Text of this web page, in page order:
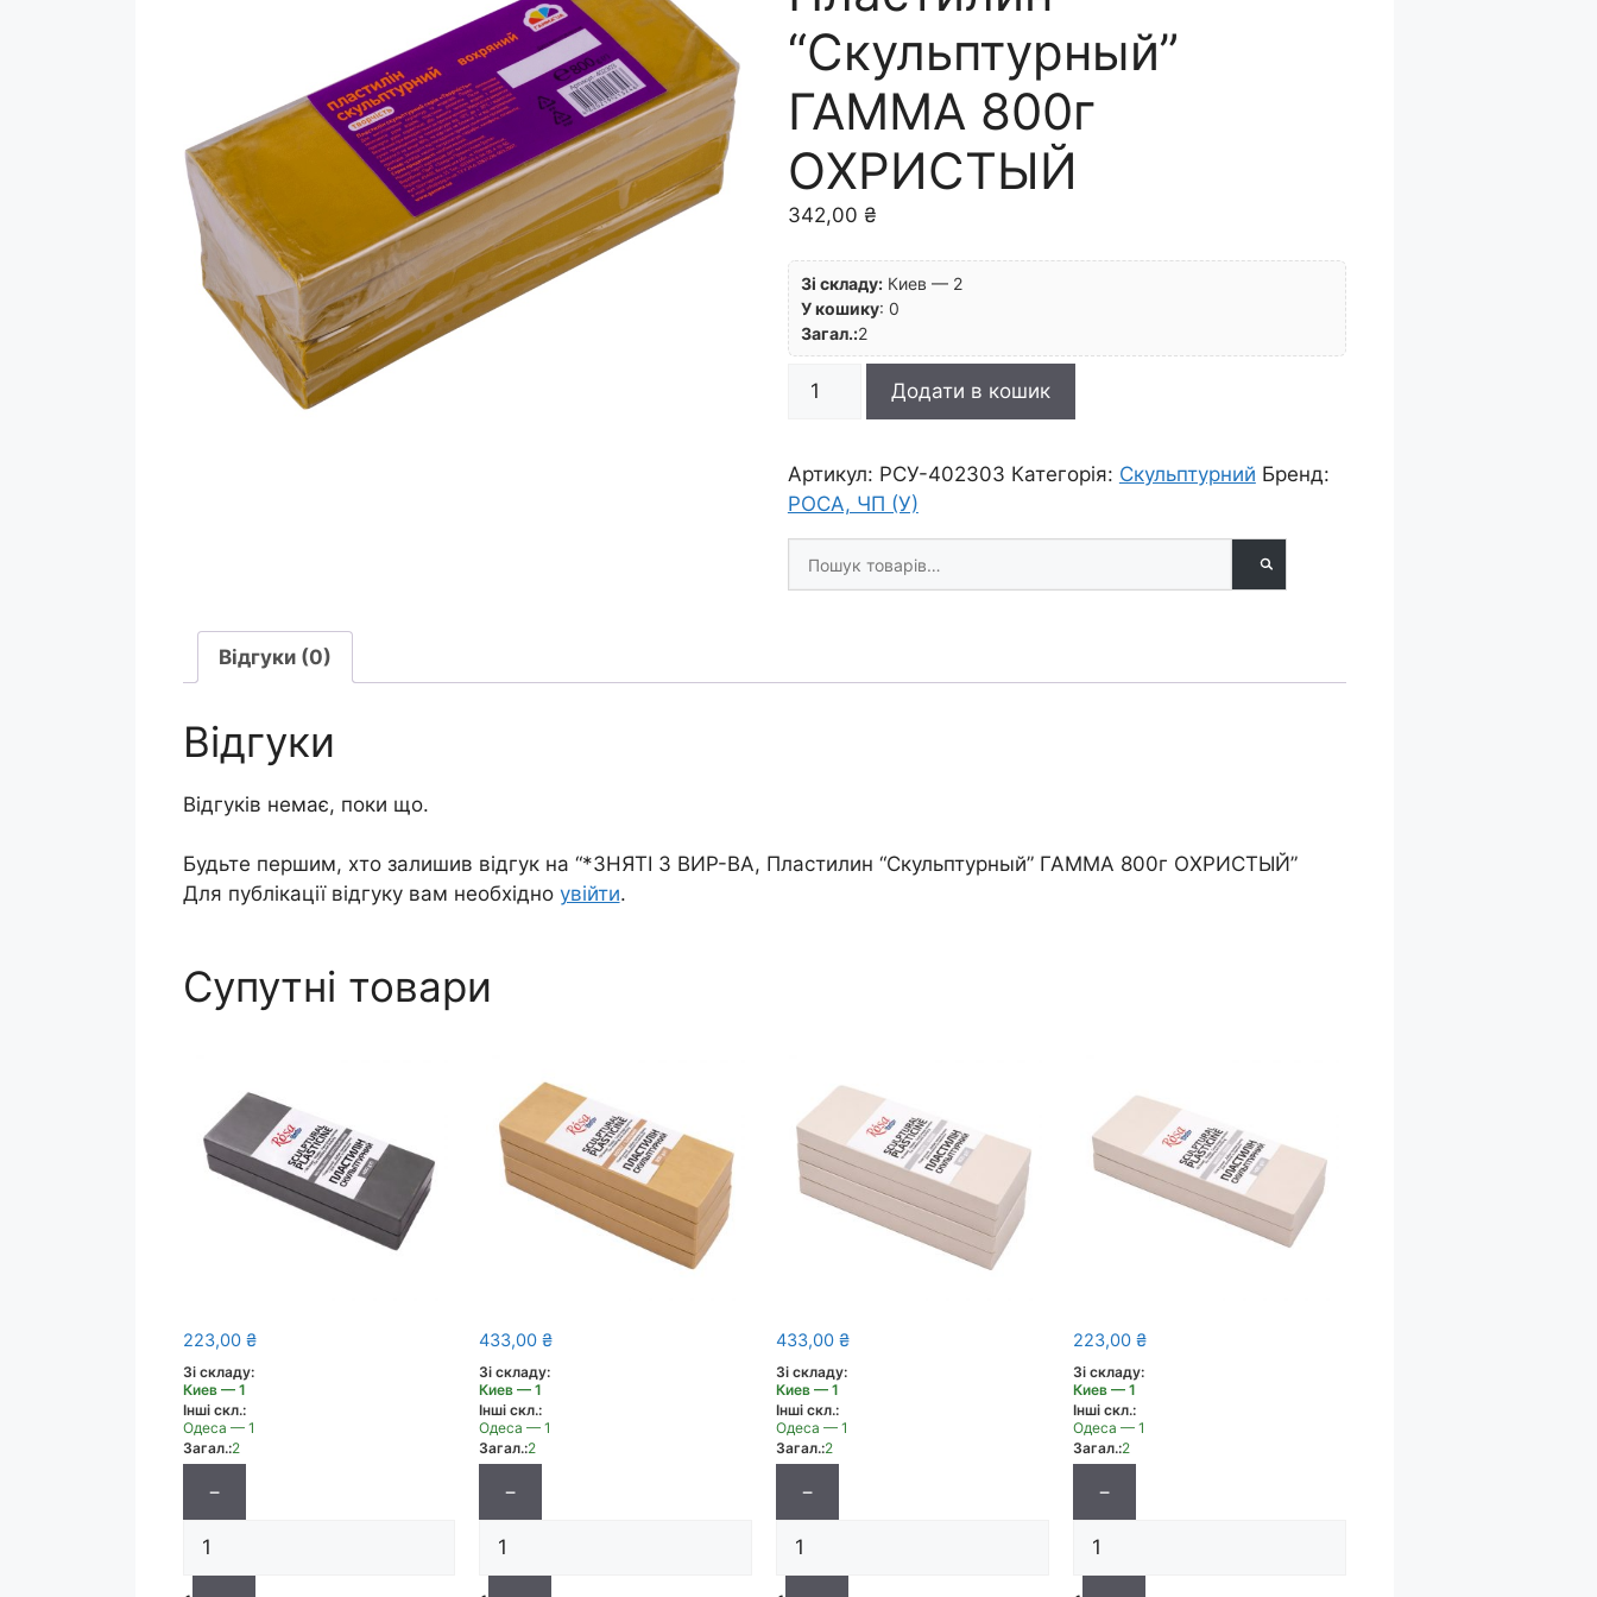
“Скульптурный”
ГАММА 800г
ОХРИСТЫЙ
342,00 ₴
Зі складу: Киев — 2
У кошику: 0
Загал.:2
*ЗНЯТІ
ВА,
Пластилин
ГАММА
800г
Додати в кошик
Артикул: РСУ-402303 Категорія: Скульптурний Бренд:
РОСА, ЧП (У)
Шукати
товари
Відгуки (0)
Відгуки
Відгуків немає, поки що.
Будьте першим, хто залишив відгук на “*ЗНЯТІ З ВИР-ВА, Пластилин “Скульптурный” ГАММА 800г ОХРИСТЫЙ”
Для публікації відгуку вам необхідно увійти.
Супутні товари
223,00 ₴
Зі складу:
Киев — 1
Інші скл.:
Одеса — 1
Загал.:2
−
433,00₴
Зі складу:
Киев — 1
Інші скл.:
Одеса — 1
Загал.:2
−
433,00₴
Зі складу:
Киев — 1
Інші скл.:
Одеса — 1
Загал.:2
−
223,00₴
Зі складу:
Киев — 1
Інші скл.:
Одеса — 1
Загал.:2
−